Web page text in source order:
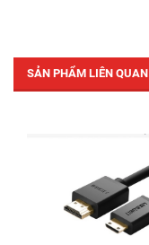
SẢN PHẨM LIÊN QUAN